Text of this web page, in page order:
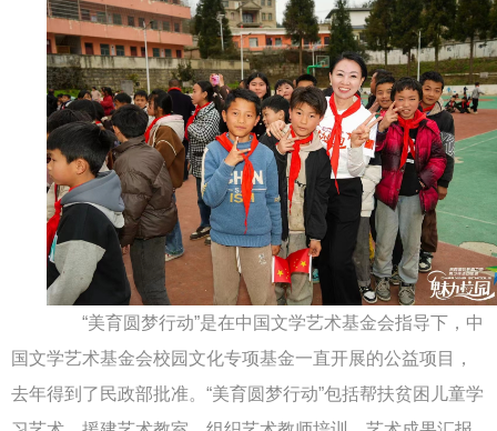
“美育圆梦行动”是在中国文学艺术基金会指导下，中
国文学艺术基金会校园文化专项基金一直开展的公益项目，
去年得到了民政部批准。“美育圆梦行动”包括帮扶贫困儿童学